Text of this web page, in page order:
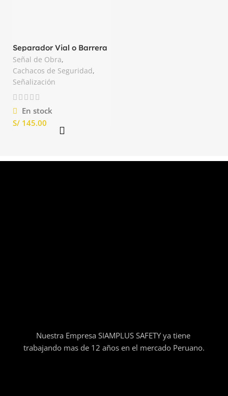
Separador Vial o Barrera
de Seguridad Color Rojo
Señal de Obra,
Cachacos de Seguridad,
Señalización
En stock
S/
Nuestra Empresa SIAMPLUS SAFETY ya tiene
trabajando mas de 12 años en el mercado Peruano.